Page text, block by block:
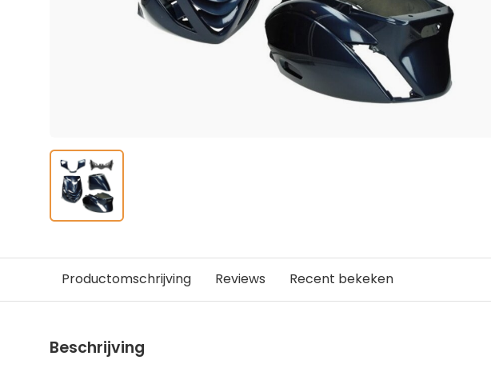
Productomschrijving Reviews Recent bekeken
Beschrijving